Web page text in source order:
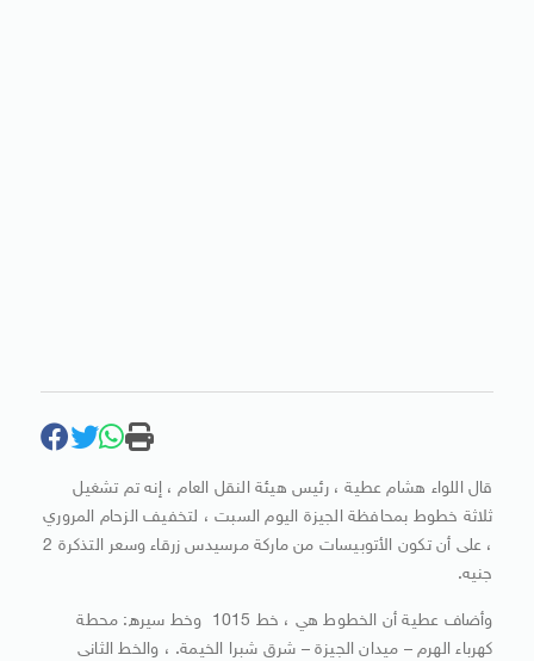
قال اللواء هشام عطية ، رئيس هيئة النقل العام ، إنه تم تشغيل
ثلاثة خطوط بمحافظة الجيزة اليوم السبت ، لتخفيف الزحام المروري
، على أن تكون الأتوبيسات من ماركة مرسيدس زرقاء وسعر التذكرة 2
جنيه.
وأضاف عطية أن ﺍﻟﺨﻄﻮﻁ ﻫﻲ ، ﺧﻂ 1015 ‏ ﻭﺧﻂ ﺳﻴﺮﻩ: ﻣﺤﻄﺔ
ﻛﻬﺮﺑﺎﺀ ﺍﻟﻬﺮﻡ – ﻣﻴﺪﺍﻥ ﺍﻟﺠﻴﺰﺓ – ﺷﺮﻕ ﺷﺒﺮﺍ ﺍﻟﺨﻴﻤﺔ‏. ، ﻭﺍﻟﺨﻂ ﺍﻟﺜﺎﻧﻰ ‏